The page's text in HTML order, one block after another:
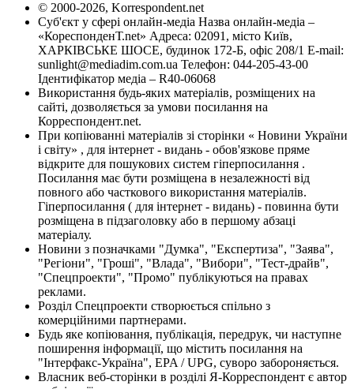
© 2000-2026, Korrespondent.net
Суб'єкт у сфері онлайн-медіа Назва онлайн-медіа –
«КореспонденТ.net» Адреса: 02091, місто Київ,
ХАРКІВСЬКЕ ШОСЕ, будинок 172-Б, офіс 208/1 E-mail:
sunlight@mediadim.com.ua Телефон: 044-205-43-00
Ідентифікатор медіа – R40-06068
Використання будь-яких матеріалів, розміщених на
сайті, дозволяється за умови посилання на
Корреспондент.net.
При копіюванні матеріалів зі сторінки « Новини України
і світу» , для інтернет - видань - обов'язкове пряме
відкрите для пошукових систем гіперпосилання .
Посилання має бути розміщена в незалежності від
повного або часткового використання матеріалів.
Гіперпосилання ( для інтернет - видань) - повинна бути
розміщена в підзаголовку або в першому абзаці
матеріалу.
Новини з позначками "Думка", "Експертиза", "Заява",
"Регіони", "Гроші", "Влада", "Вибори", "Тест-драйв",
"Спецпроекти", "Промо" публікуються на правах
реклами.
Розділ Спецпроекти створюється спільно з
комерційними партнерами.
Будь яке копіювання, публікація, передрук, чи наступне
поширення інформації, що містить посилання на
"Інтерфакс-Україна", EPA / UPG, суворо забороняється.
Власник веб-сторінки в розділі Я-Корреспондент є автор